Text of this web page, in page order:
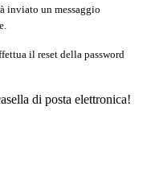
inviato un messaggio
il reset della password
di posta elettronica!